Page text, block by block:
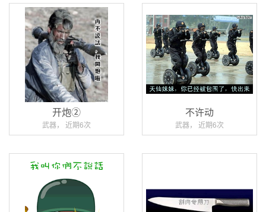
开炮②
武器， 近期6次
不许动
武器， 近期6次